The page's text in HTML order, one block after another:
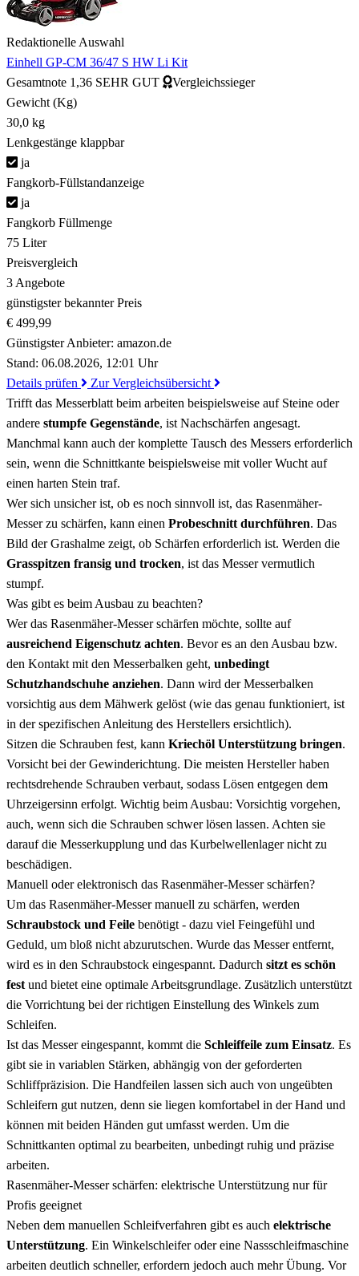
Redaktionelle Auswahl
Einhell GP-CM 36/47 S HW Li Kit
Gesamtnote 1,36 SEHR GUT
Vergleichssieger
Gewicht (Kg)
30,0 kg
Lenkgestänge klappbar
ja
Fangkorb-Füllstandanzeige
ja
Fangkorb Füllmenge
75 Liter
Preisvergleich
3 Angebote
günstigster bekannter Preis
€ 499,99
Günstigster Anbieter: amazon.de
Stand: 06.08.2026, 12:01 Uhr
Details prüfen
Zur Vergleichsübersicht
Trifft das Messerblatt beim arbeiten beispielsweise auf Steine oder
andere stumpfe Gegenstände, ist Nachschärfen angesagt.
Manchmal kann auch der komplette Tausch des Messers erforderlich
sein, wenn die Schnittkante beispielsweise mit voller Wucht auf
einen harten Stein traf.
Wer sich unsicher ist, ob es noch sinnvoll ist, das Rasenmäher-
Messer zu schärfen, kann einen Probeschnitt durchführen. Das
Bild der Grashalme zeigt, ob Schärfen erforderlich ist. Werden die
Grasspitzen fransig und trocken, ist das Messer vermutlich
stumpf.
Was gibt es beim Ausbau zu beachten?
Wer das Rasenmäher-Messer schärfen möchte, sollte auf
ausreichend Eigenschutz achten. Bevor es an den Ausbau bzw.
den Kontakt mit den Messerbalken geht, unbedingt
Schutzhandschuhe anziehen. Dann wird der Messerbalken
vorsichtig aus dem Mähwerk gelöst (wie das genau funktioniert, ist
in der spezifischen Anleitung des Herstellers ersichtlich).
Sitzen die Schrauben fest, kann Kriechöl Unterstützung bringen.
Vorsicht bei der Gewinderichtung. Die meisten Hersteller haben
rechtsdrehende Schrauben verbaut, sodass Lösen entgegen dem
Uhrzeigersinn erfolgt. Wichtig beim Ausbau: Vorsichtig vorgehen,
auch, wenn sich die Schrauben schwer lösen lassen. Achten sie
darauf die Messerkupplung und das Kurbelwellenlager nicht zu
beschädigen.
Manuell oder elektronisch das Rasenmäher-Messer schärfen?
Um das Rasenmäher-Messer manuell zu schärfen, werden
Schraubstock und Feile benötigt - dazu viel Feingefühl und
Geduld, um bloß nicht abzurutschen. Wurde das Messer entfernt,
wird es in den Schraubstock eingespannt. Dadurch sitzt es schön
fest und bietet eine optimale Arbeitsgrundlage. Zusätzlich unterstützt
die Vorrichtung bei der richtigen Einstellung des Winkels zum
Schleifen.
Ist das Messer eingespannt, kommt die Schleiffeile zum Einsatz. Es
gibt sie in variablen Stärken, abhängig von der geforderten
Schliffpräzision. Die Handfeilen lassen sich auch von ungeübten
Schleifern gut nutzen, denn sie liegen komfortabel in der Hand und
können mit beiden Händen gut umfasst werden. Um die
Schnittkanten optimal zu bearbeiten, unbedingt ruhig und präzise
arbeiten.
Rasenmäher-Messer schärfen: elektrische Unterstützung nur für
Profis geeignet
Neben dem manuellen Schleifverfahren gibt es auch elektrische
Unterstützung. Ein Winkelschleifer oder eine Nassschleifmaschine
arbeiten deutlich schneller, erfordern jedoch auch mehr Übung. Vor